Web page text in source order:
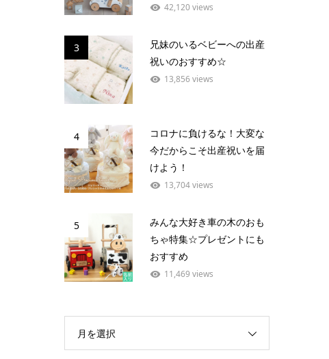
42,120 views
3
兄妹のいるベビーへの出産
祝いのおすすめ☆
13,856 views
4
コロナに負けるな！大変な
今だからこそ出産祝いを届
けよう！
13,704 views
5
みんな大好き車の木のおも
ちゃ特集☆プレゼントにも
おすすめ
11,469 views
月を選択